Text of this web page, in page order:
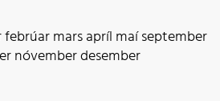
febrúarmarsapríl maíseptember
nóvemberdesember